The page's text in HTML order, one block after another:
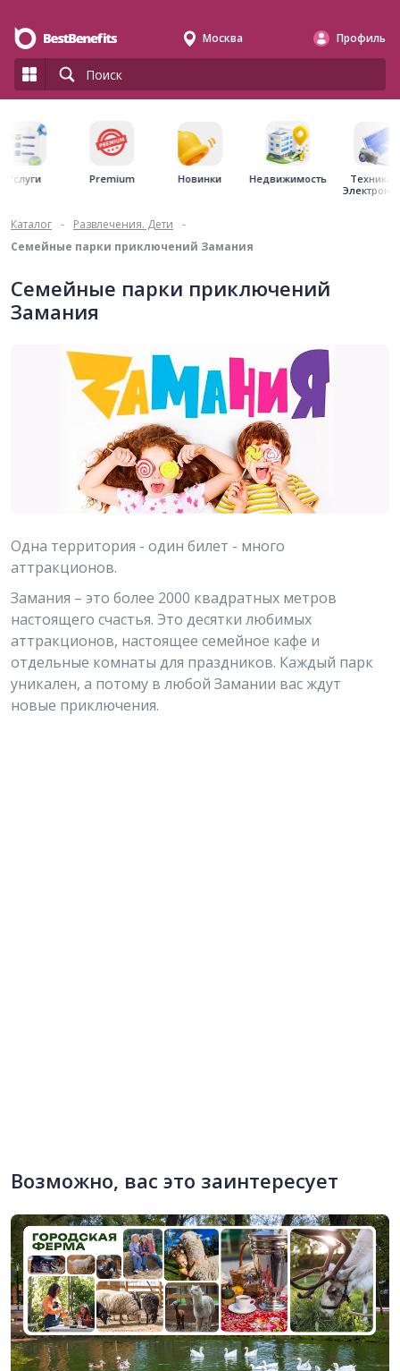
Москва Профиль
Услуги Premium Новинки Недвижимость
Техника
Каталог - Развлечения. Дети
-
Семейные парки приключений Замания
Семейные парки приключений
Замания
Одна территория - один билет - много
аттракционов.
Замания – это более 2000 квадратных метров
настоящего счастья. Это десятки любимых
аттракционов, настоящее семейное кафе и
отдельные комнаты для праздников. Каждый парк
уникален, а потому в любой Замании вас ждут
новые приключения.
Возможно, вас это заинтересует